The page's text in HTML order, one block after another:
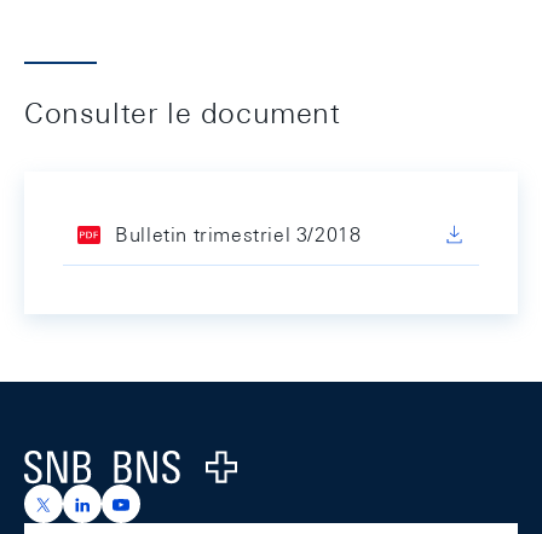
Consulter le document
Bulletin trimestriel 3/2018
Logo
https://x.com/snb_bns
https://ch.linkedin.com/company/swiss-national-
https://www.youtube.com/@swissnationalbank